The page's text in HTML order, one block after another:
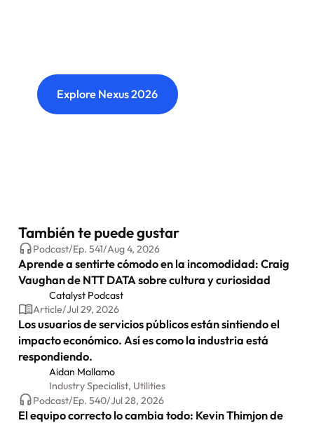
Explore Nexus 2026
También te puede gustar
Podcast/Ep. 541/Aug 4, 2026
Aprende a sentirte cómodo en la incomodidad: Craig
Vaughan de NTT DATA sobre cultura y curiosidad
Catalyst Podcast
Article/Jul 29, 2026
Los usuarios de servicios públicos están sintiendo el
impacto económico. Así es como la industria está
respondiendo.
Aidan Mallamo
Industry Specialist, Utilities
Podcast/Ep. 540/Jul 28, 2026
El equipo correcto lo cambia todo: Kevin Thimjon de